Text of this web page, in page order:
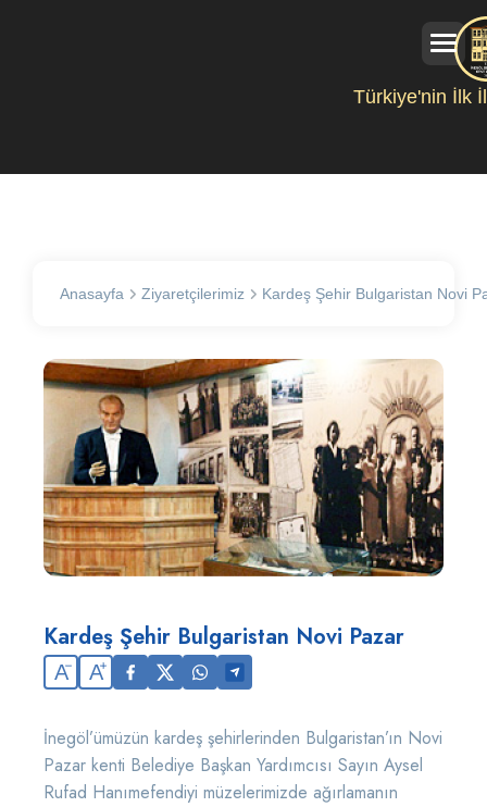
Türkiye'nin İlk
Anasayfa Ziyaretçilerimiz Kardeş Şehir Bulgaristan Novi
Kardeş Şehir Bulgaristan Novi Pazar
A A
İnegöl’ümüzün kardeş şehirlerinden Bulgaristan’ın Novi
Pazar kenti Belediye Başkan Yardımcısı Sayın Aysel
Rufad Hanımefendiyi müzelerimizde ağırlamanın